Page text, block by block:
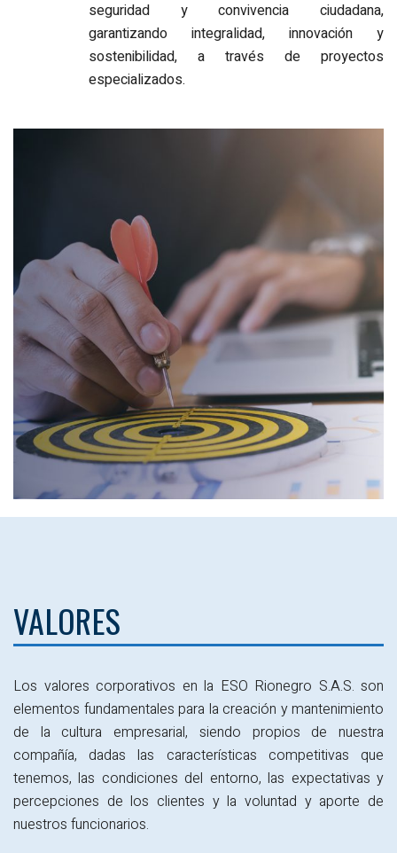
seguridad y convivencia ciudadana,
garantizando integralidad, innovación y
sostenibilidad, a través de proyectos
especializados.
VALORES
Los valores corporativos en la ESO Rionegro S.A.S. son
elementos fundamentales para la creación y mantenimiento
de la cultura empresarial, siendo propios de nuestra
compañía, dadas las características competitivas que
tenemos, las condiciones del entorno, las expectativas y
percepciones de los clientes y la voluntad y aporte de
nuestros funcionarios.